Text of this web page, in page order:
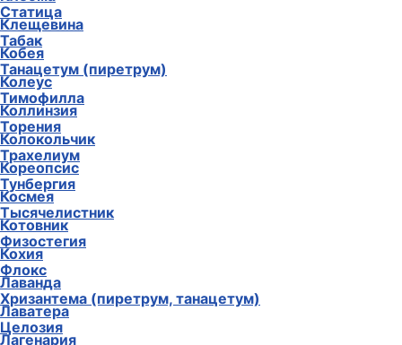
Статица
Табак
Танацетум (пиретрум)
Тимофилла
Торения
Трахелиум
Тунбергия
Тысячелистник
Физостегия
Флокс
Хризантема (пиретрум, танацетум)
Целозия
Клещевина
Кобея
Колеус
Коллинзия
Колокольчик
Кореопсис
Космея
Котовник
Кохия
Лаванда
Лаватера
Лагенария